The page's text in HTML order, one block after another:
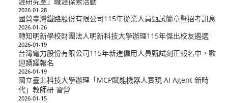
2026-01-28
國營臺灣鐵路股份有限公司115年從業人員甄試簡章暨招考訊息
2026-01-26
轉知明新學校財團法人明新科技大學辦理115年傑出校友遴選
2026-01-19
台灣電力股份有限公司115年新進僱用人員甄試刻正報名中，歡
迎踴躍報名
2026-01-19
國立臺北科技大學辦理「MCP賦能機器人實現 AI Agent 新時
代」教師研 習營
2026-01-15